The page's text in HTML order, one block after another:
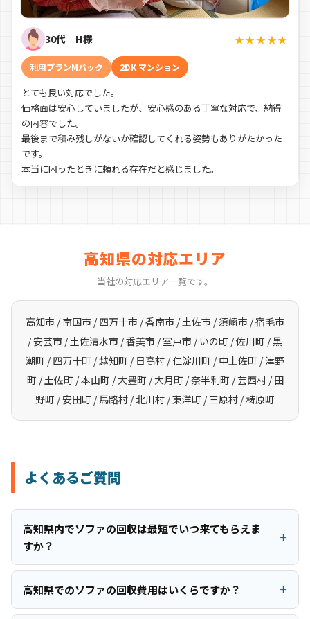
30代 H様 ★★★★★
利用プランMパック 2DK マンション
とても良い対応でした。
価格面は安心していましたが、安心感のある丁寧な対応で、納得
の内容でした。
最後まで積み残しがないか確認してくれる姿勢もありがたかった
です。
本当に困ったときに頼れる存在だと感じました。
高知県の対応エリア
当社の対応エリア一覧です。
高知市 / 南国市 / 四万十市 / 香南市 / 土佐市 / 須崎市 / 宿毛市
/ 安芸市 / 土佐清水市 / 香美市 / 室戸市 / いの町 / 佐川町 / 黒
潮町 / 四万十町 / 越知町 / 日高村 / 仁淀川町 / 中土佐町 / 津野
町 / 土佐町 / 本山町 / 大豊町 / 大月町 / 奈半利町 / 芸西村 / 田
野町 / 安田町 / 馬路村 / 北川村 / 東洋町 / 三原村 / 梼原町
よくあるご質問
高知県内でソファの回収は最短でいつ来てもらえま
すか？
高知県でのソファの回収費用はいくらですか？